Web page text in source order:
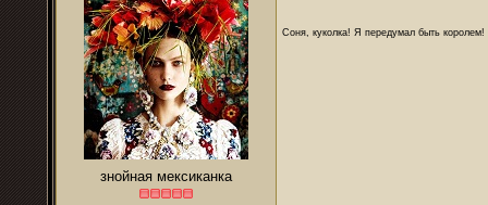
знойная мексиканка
Соня, куколка! Я передумал быть